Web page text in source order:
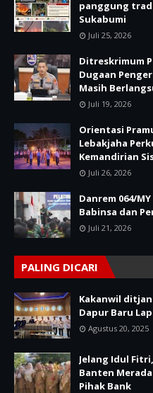
panggung
Sukabumi
Juli 25, 2026
Ditreskrimum
Dugaan
Masih
Juli 19, 2026
Orientasi
Lebakjaha
Kemandirian
Juli 26, 2026
Danrem 064/
Babinsa dan
Juli 21, 2026
PALING DICARI
Kakanwil
Dapur Baru
Agustus 20, 2025
Jelang Idul
Banten
Pihak Bank